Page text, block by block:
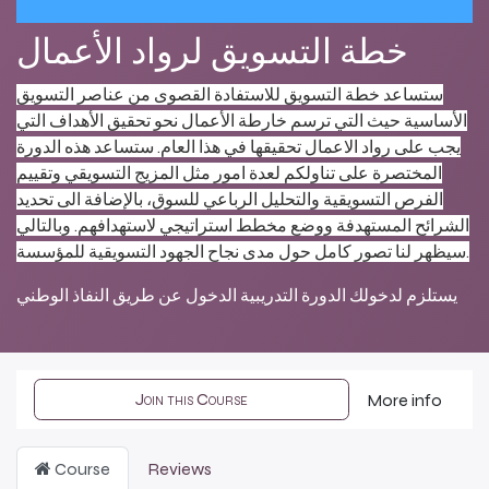
خطة التسويق لرواد الأعمال
ستساعد خطة التسويق للاستفادة القصوى من عناصر التسويق
الأساسية حيث التي ترسم خارطة الأعمال نحو تحقيق الأهداف التي
يجب على رواد الاعمال تحقيقها في هذا العام. ستساعد هذه الدورة
المختصرة على تناولكم لعدة امور مثل المزيج التسويقي وتقييم
الفرص التسويقية والتحليل الرباعي للسوق، بالإضافة الى تحديد
الشرائح المستهدفة ووضع مخطط استراتيجي لاستهدافهم. وبالتالي
سيظهر لنا تصور كامل حول مدى نجاح الجهود التسويقية للمؤسسة.
Join this Course More info
Course Reviews